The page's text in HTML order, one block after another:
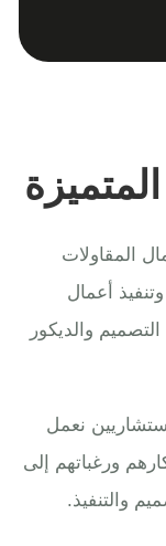
المقاولات
أعمال
والديكور
نعمل
ورغباتهم إلى
والتنفيذ.